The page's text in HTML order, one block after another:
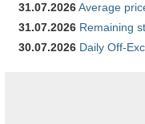
31.07.2026Average
31.07.2026 Remaining
30.07.2026 Daily Off-